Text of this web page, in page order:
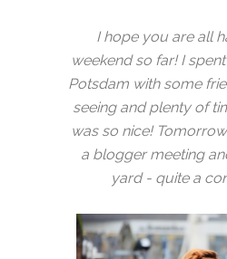
I hope you are all
weekend so far! I
Potsdam with some
seeing and plenty of
was so nice!
a blogger meeting
yard - quite a